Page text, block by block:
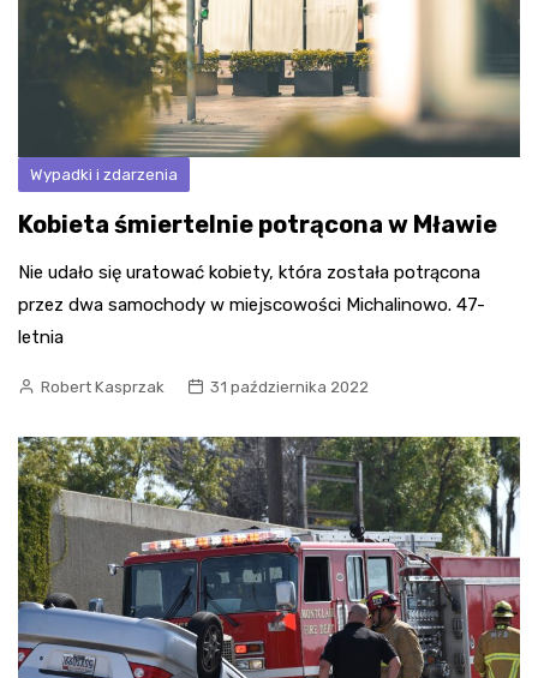
Wypadki i zdarzenia
Kobieta śmiertelnie potrącona w Mławie
Nie udało się uratować kobiety, która została potrącona
przez dwa samochody w miejscowości Michalinowo. 47-
letnia
Robert Kasprzak 31 października 2022